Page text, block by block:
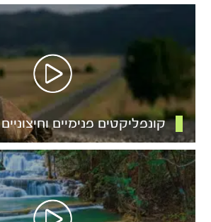
קונפליקטים פנימיים וחיצוניים